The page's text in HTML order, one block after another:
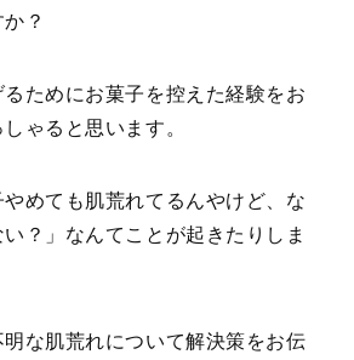
？
ためにお菓子を控えた経験をお
ゃると思います。
やめても肌荒れてるんやけど、な
？」なんてことが起きたりしま
な肌荒れについて解決策をお伝